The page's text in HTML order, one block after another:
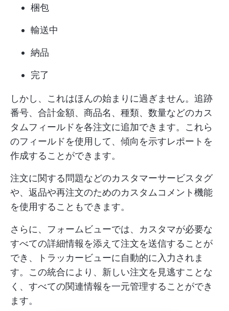
梱包
輸送中
納品
完了
しかし、これはほんの始まりに過ぎません。追跡
番号、合計金額、商品名、種類、数量などのカス
タムフィールドを各注文に追加できます。これら
のフィールドを使用して、傾向を示すレポートを
作成することができます。
注文に関する問題などのカスタマーサービスタグ
や、返品や再注文のためのカスタムコメント機能
を使用することもできます。
さらに、フォームビューでは、カスタマが必要な
すべての詳細情報を添えて注文を送信することが
でき、トラッカービューに自動的に入力されま
す。この統合により、新しい注文を見逃すことな
く、すべての関連情報を一元管理することができ
ます。